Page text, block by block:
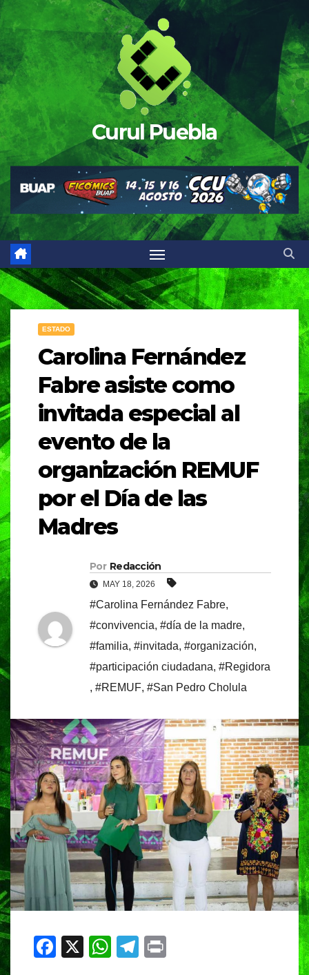
Saltar
al
contenido
Curul Puebla
ESTADO
Carolina Fernández
Fabre asiste como
invitada especial al
evento de la
organización REMUF
por el Día de las
Madres
Por Redacción
MAY 18, 2026
#Carolina Fernández Fabre,
#convivencia, #día de la madre,
#familia, #invitada, #organización,
#participación ciudadana, #Regidora
, #REMUF, #San Pedro Cholula
F
X
W
T